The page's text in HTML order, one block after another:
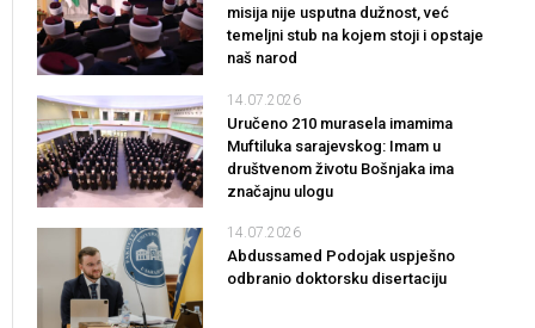
misija nije usputna dužnost, već
temeljni stub na kojem stoji i opstaje
naš narod
14.07.2026
Uručeno 210 murasela imamima
Muftiluka sarajevskog: Imam u
društvenom životu Bošnjaka ima
značajnu ulogu
14.07.2026
Abdussamed Podojak uspješno
odbranio doktorsku disertaciju